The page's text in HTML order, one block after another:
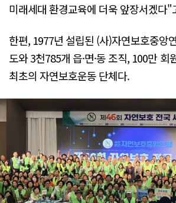
미래세대 환경교육에 더욱 앞장서겠다"
한편, 1977년 설립된 (사)자연보호중앙
도와 3천785개 읍·면·동 조직, 100만 회
최초의 자연보호운동 단체다.